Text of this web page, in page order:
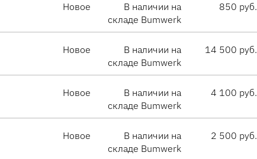
Новое
В наличии на
складе Bumwerk
850 руб.
Новое
В наличии на
складе Bumwerk
14 500 руб.
Новое
В наличии на
складе Bumwerk
4 100 руб.
Новое
В наличии на
складе Bumwerk
2 500 руб.